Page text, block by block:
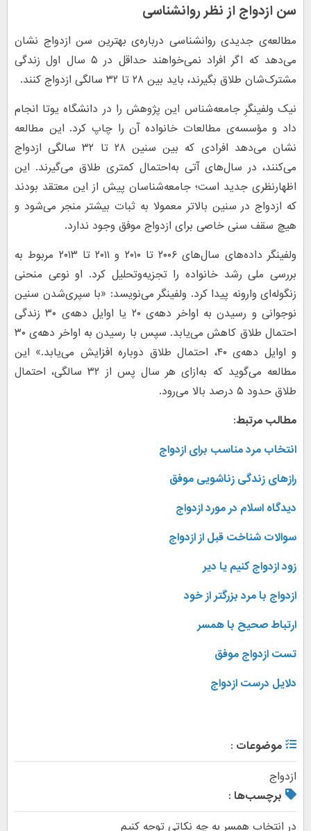
سن ازدواج از نظر روانشناسی
مطالعه‌ی جدیدی روانشناسی درباره‌ی بهترین سن ازدواج نشان
می‌دهد که اگر افراد نمی‌خواهند حداقل در ۵ سال اول زندگی
مشترک‌شان طلاق بگیرند، باید بین ۲۸ تا ۳۲ سالگی ازدواج کنند.
نیک ولفینگرِ جامعه‌شناس این پژوهش را در دانشگاه یوتا انجام
داد و مؤسسه‌ی مطالعات خانواده آن را چاپ کرد. این مطالعه
نشان می‌دهد افرادی که بین سنین ۲۸ تا ۳۲ سالگی ازدواج
می‌کنند، در سال‌های آتی به‌احتمال کمتری طلاق می‌گیرند. این
اظهارنظری جدید است؛ جامعه‌شناسان پیش از این معتقد بودند
که ازدواج در سنین بالاتر معمولا به ثبات بیشتر منجر می‌شود و
هیچ سقف سنی خاصی برای ازدواج موفق وجود ندارد.
ولفینگر داده‌های سال‌های ۲۰۰۶ تا ۲۰۱۰ و ۲۰۱۱ تا ۲۰۱۳ مربوط به
بررسی ملی رشد خانواده را تجزیه‌وتحلیل کرد. او نوعی منحنی
زنگوله‌ای وارونه پیدا کرد. ولفینگر می‌نویسد: «با سپری‌شدن سنین
نوجوانی و رسیدن به اواخر دهه‌ی ۲۰ یا اوایل دهه‌ی ۳۰ زندگی
احتمال طلاق کاهش می‌یابد. سپس با رسیدن به اواخر دهه‌ی ۳۰
و اوایل دهه‌ی ۴۰، احتمال طلاق دوباره افزایش می‌یابد.» این
مطالعه می‌گوید که به‌ازای هر سال پس از ۳۲ سالگی، احتمال
طلاق حدود ۵ درصد بالا می‌رود.
مطالب مرتبط:
انتخاب مرد مناسب برای ازدواج
رازهای زندگی زناشویی موفق
دیدگاه اسلام در مورد ازدواج
سوالات شناخت قبل از ازدواج
زود ازدواج کنیم یا دیر
ازدواج با مرد بزرگتر از خود
ارتباط صحیح با همسر
تست ازدواج موفق
دلایل درست ازدواج
موضوعات :
ازدواج
برچسب‌ها :
در انتخاب همسر به چه نکاتی توجه کنیم